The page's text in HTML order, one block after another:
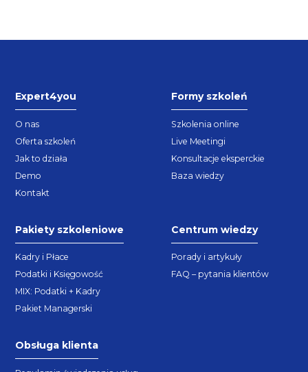
Expert4you
O nas
Oferta szkoleń
Jak to działa
Demo
Kontakt
Formy szkoleń
Szkolenia online
Live Meetingi
Konsultacje eksperckie
Baza wiedzy
Pakiety szkoleniowe
Kadry i Płace
Podatki i Księgowość
MIX: Podatki + Kadry
Pakiet Managerski
Centrum wiedzy
Porady i artykuły
FAQ – pytania klientów
Obsługa klienta